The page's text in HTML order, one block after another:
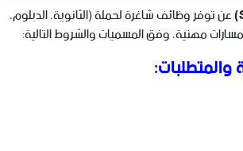
عن توفر وظائف شاغرة لحملة (الثانوية، الدبلوم،
مهنية، وفق المسميات والشروط التالية: